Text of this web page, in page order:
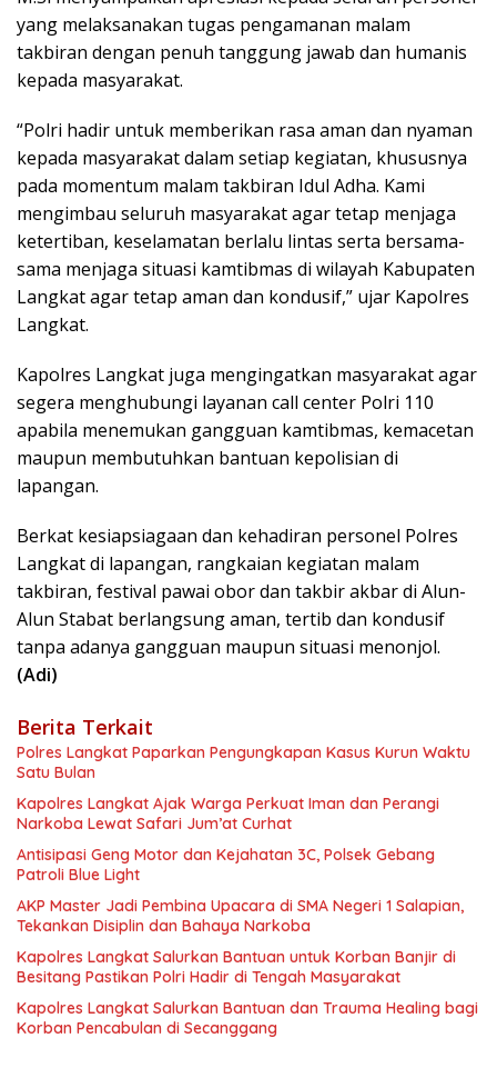
yang melaksanakan tugas pengamanan malam
takbiran dengan penuh tanggung jawab dan humanis
kepada masyarakat.
“Polri hadir untuk memberikan rasa aman dan nyaman
kepada masyarakat dalam setiap kegiatan, khususnya
pada momentum malam takbiran Idul Adha. Kami
mengimbau seluruh masyarakat agar tetap menjaga
ketertiban, keselamatan berlalu lintas serta bersama-
sama menjaga situasi kamtibmas di wilayah Kabupaten
Langkat agar tetap aman dan kondusif,” ujar Kapolres
Langkat.
Kapolres Langkat juga mengingatkan masyarakat agar
segera menghubungi layanan call center Polri 110
apabila menemukan gangguan kamtibmas, kemacetan
maupun membutuhkan bantuan kepolisian di
lapangan.
Berkat kesiapsiagaan dan kehadiran personel Polres
Langkat di lapangan, rangkaian kegiatan malam
takbiran, festival pawai obor dan takbir akbar di Alun-
Alun Stabat berlangsung aman, tertib dan kondusif
tanpa adanya gangguan maupun situasi menonjol.
(Adi)
Berita Terkait
Polres Langkat Paparkan Pengungkapan Kasus Kurun Waktu
Satu Bulan
Kapolres Langkat Ajak Warga Perkuat Iman dan Perangi
Narkoba Lewat Safari Jum’at Curhat
Antisipasi Geng Motor dan Kejahatan 3C, Polsek Gebang
Patroli Blue Light
AKP Master Jadi Pembina Upacara di SMA Negeri 1 Salapian,
Tekankan Disiplin dan Bahaya Narkoba
Kapolres Langkat Salurkan Bantuan untuk Korban Banjir di
Besitang Pastikan Polri Hadir di Tengah Masyarakat
Kapolres Langkat Salurkan Bantuan dan Trauma Healing bagi
Korban Pencabulan di Secanggang